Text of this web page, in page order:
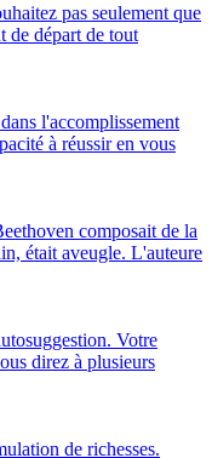
pas seulement que
de départ de tout
l'accomplissement
à réussir en vous
composait de la
était aveugle. L'auteure
Votre
direz à plusieurs
de richesses.